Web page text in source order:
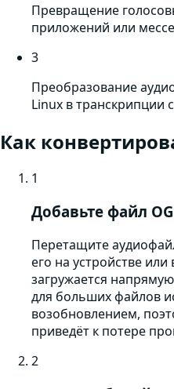
Превращение
приложений или
3
Преобразование
Linux в транскрипции
Как
1
Добавьте файл
Перетащите
его на устройстве или
загружается
для больших файлов
возобновлением,
приведёт к потере
2